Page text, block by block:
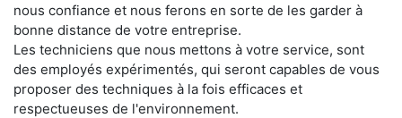
nous confiance et nous ferons en sorte de les garder à
bonne distance de votre entreprise.
Les techniciens que nous mettons à votre service, sont
des employés expérimentés, qui seront capables de vous
proposer des techniques à la fois efficaces et
respectueuses de l'environnement.